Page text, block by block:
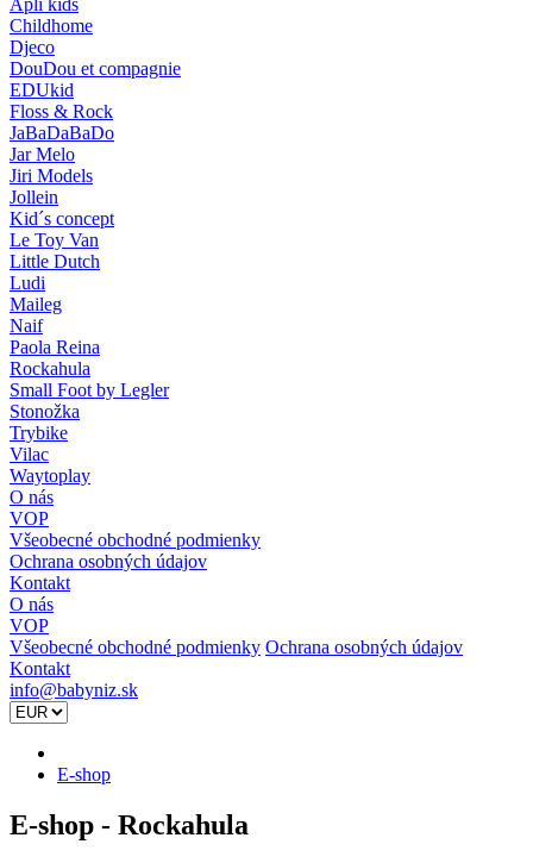
Childhome
Djeco
DouDou et compagnie
EDUkid
Floss & Rock
JaBaDaBaDo
Jar Melo
Jiri Models
Jollein
Kid´s concept
Le Toy Van
Little Dutch
Ludi
Maileg
Naif
Paola Reina
Rockahula
Small Foot by Legler
Stonožka
Trybike
Vilac
Waytoplay
O nás
VOP
Všeobecné obchodné podmienky
Ochrana osobných údajov
Kontakt
O nás
VOP
Všeobecné obchodné podmienky Ochrana osobných údajov
Kontakt
info@babyniz.sk
E-shop
E-shop - Rockahula